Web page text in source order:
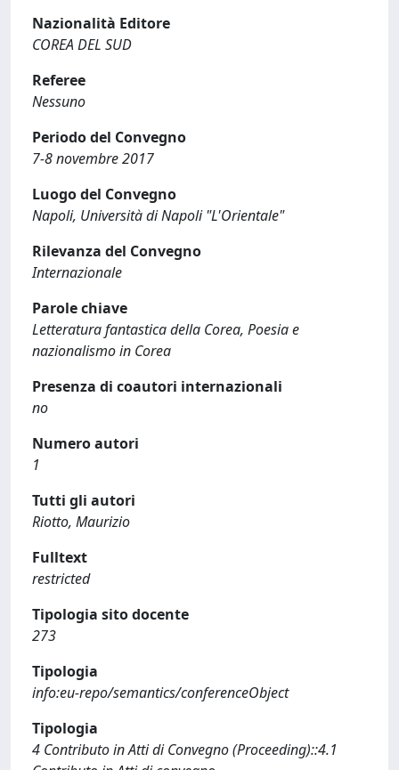
Nazionalità Editore
COREA DEL SUD
Referee
Nessuno
Periodo del Convegno
7-8 novembre 2017
Luogo del Convegno
Napoli, Università di Napoli "L'Orientale"
Rilevanza del Convegno
Internazionale
Parole chiave
Letteratura fantastica della Corea, Poesia e
nazionalismo in Corea
Presenza di coautori internazionali
no
Numero autori
1
Tutti gli autori
Riotto, Maurizio
Fulltext
restricted
Tipologia sito docente
273
Tipologia
info:eu-repo/semantics/conferenceObject
Tipologia
4 Contributo in Atti di Convegno (Proceeding)::4.1